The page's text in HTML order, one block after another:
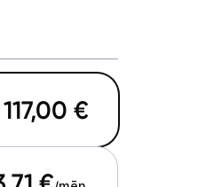
117,00 €